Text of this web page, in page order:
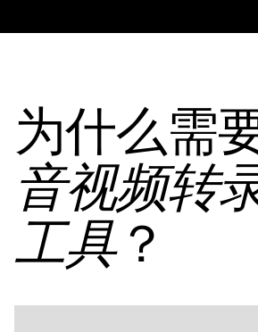
为什么需
音视频转
工具？